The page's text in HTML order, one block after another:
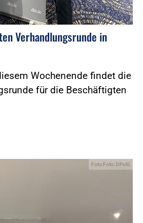
Verhandlungsrunde in
Wochenende findet die
für die Beschäftigten
Foto:Foto: DPolG